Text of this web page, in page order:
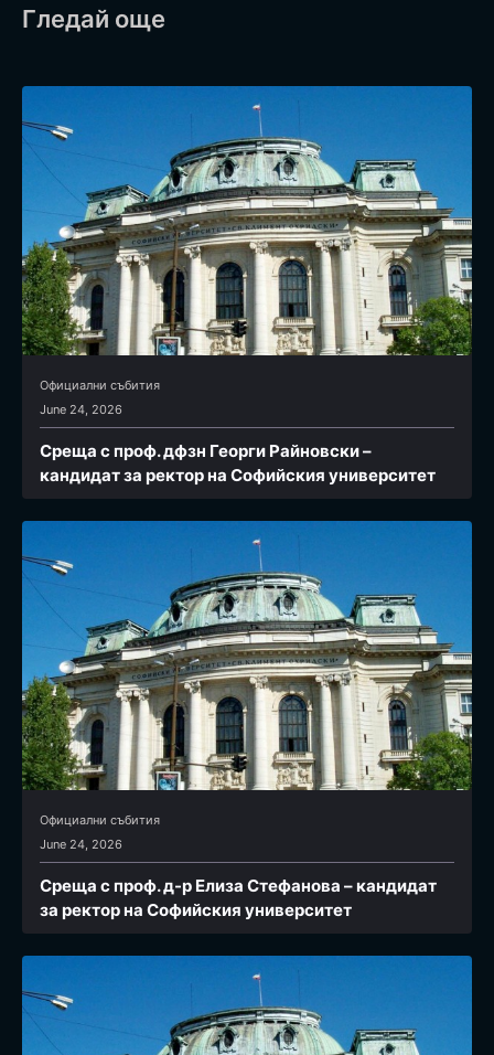
Гледай още
Официални събития
June 24, 2026
Среща с проф. дфзн Георги Райновски –
кандидат за ректор на Софийския университет
Официални събития
June 24, 2026
Среща с проф. д-р Елиза Стефанова – кандидат
за ректор на Софийския университет